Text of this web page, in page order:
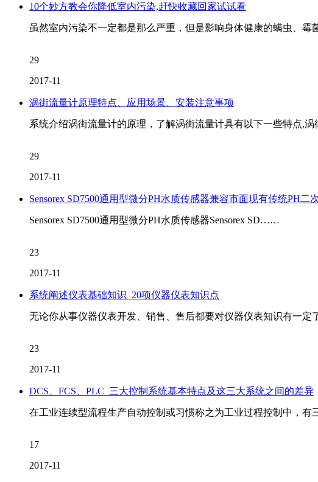
10个妙方教会你降低室内污染,赶快收藏回家试试看
虽然室内污染不一定都是那么严重，但是影响身体健康的螨虫、
29
2017-11
涡街流量计原理特点、应用场景、安装注意事项
系统介绍涡街流量计的原理，了解涡街流量计具有以下一些特点,
29
2017-11
Sensorex SD7500通用型微分PH水质传感器兼容市面现有传统PH二
Sensorex SD7500通用型微分PH水质传感器Sensorex SD……
23
2017-11
系统阐述仪表基础知识_20项仪器仪表知识点
无论你从事仪器仪表开发、销售、售后都要对仪器仪表知识有一
23
2017-11
DCS、FCS、PLC_三大控制系统基本特点及这三大系统之间的差异
在工业连续型流程生产自动控制或习惯称之为工业过程控制中，有
17
2017-11